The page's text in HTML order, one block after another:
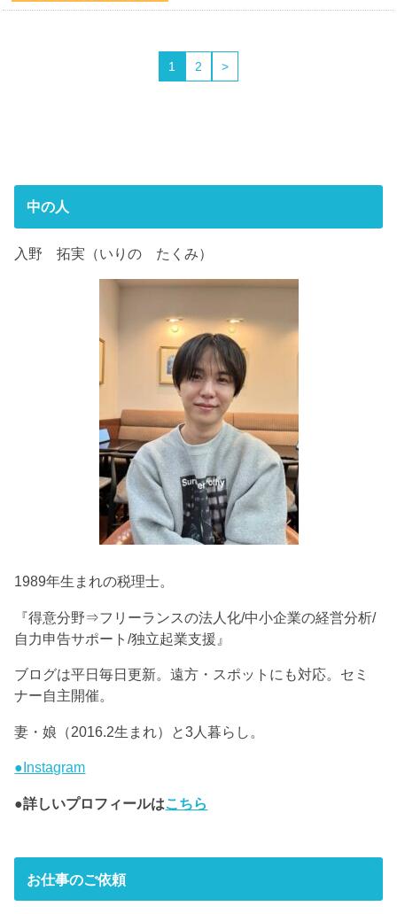
1 2 >
中の人
入野 拓実（いりの たくみ）
1989年生まれの税理士。
『得意分野⇒フリーランスの法人化/中小企業の経営分析/
自力申告サポート/独立起業支援』
ブログは平日毎日更新。遠方・スポットにも対応。セミ
ナー自主開催。
妻・娘（2016.2生まれ）と3人暮らし。
●Instagram
●詳しいプロフィールはこちら
お仕事のご依頼